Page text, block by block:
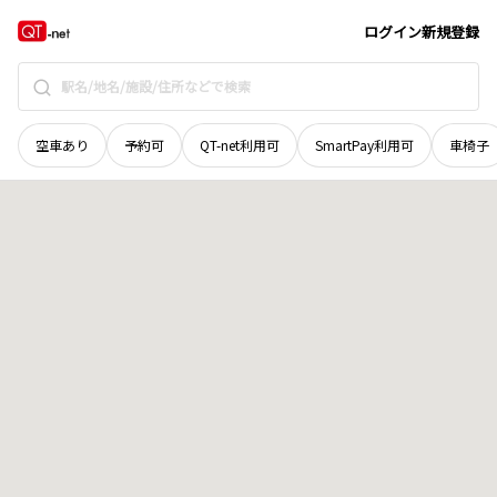
ログイン新規登録
空車あり 予約可 QT-net利用可 SmartPay利用可 車椅子
宮城県